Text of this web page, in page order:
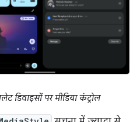
डिवाइसों पर मीडिया कंट्रोल